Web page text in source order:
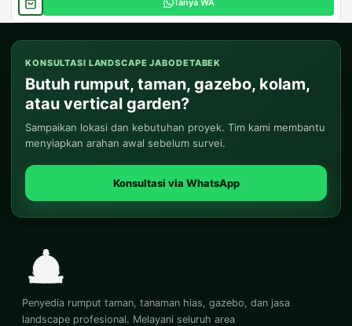
Tanya WA
KONSULTASI LANDSCAPE JABODETABEK
Butuh rumput, taman, gazebo, kolam,
atau vertical garden?
Sampaikan lokasi dan kebutuhan proyek. Tim kami membantu
menyiapkan arahan awal sebelum survei.
Konsultasi via WhatsApp
Penyedia rumput taman, tanaman hias, gazebo, dan jasa
landscape profesional. Melayani seluruh area